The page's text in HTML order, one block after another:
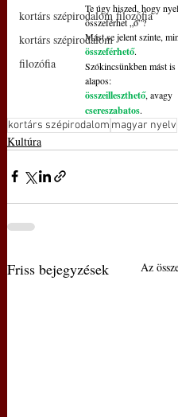
kortárs szépirodalom filozófia
kortárs szépirodalom
filozófia
Te úgy hiszed, hogy
összeférhet „ő”?
Mást se jelent szinte,
összeférhető.
Szókincsünkben mást
alapos:
összeilleszthető, avagy
csereszabatos.
kortárs szépirodalom magyar nyelv
Kultúra
Friss bejegyzések Az